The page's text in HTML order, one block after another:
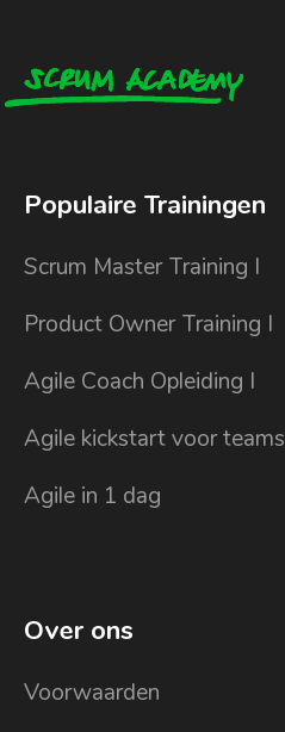
Populaire Trainingen
Scrum Master Training I
Product Owner Training I
Agile Coach Opleiding I
Agile kickstart voor teams
Agile in 1 dag
Over ons
Voorwaarden